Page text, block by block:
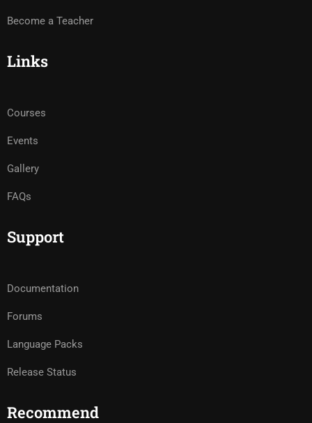
Become a Teacher
Links
Courses
Events
Gallery
FAQs
Support
Documentation
Forums
Language Packs
Release Status
Recommend